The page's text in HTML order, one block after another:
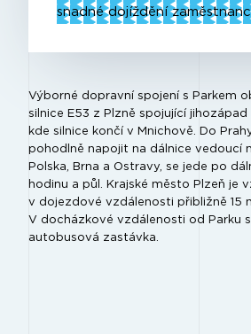
snadné dojíždění
Výborné dopravní spojení s Parkem
silnice E53 z Plzně spojující jihozápad
kde silnice končí v Mnichově. Do
pohodlně napojit na dálnice vedoucí
Polska, Brna a Ostravy, se jede po
hodinu a půl. Krajské město Plzeň je
v dojezdové vzdálenosti přibližně 15
V docházkové vzdálenosti od Parku
autobusová zastávka.